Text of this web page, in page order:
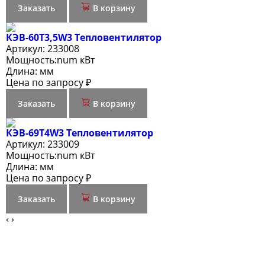
Заказать В корзину
КЭВ-60Т3,5W3 Тепловентилятор
Артикул: 233008
Мощность:num кВт
Длина: мм
Цена по запросу ₽
Заказать В корзину
КЭВ-69Т4W3 Тепловентилятор
Артикул: 233009
Мощность:num кВт
Длина: мм
Цена по запросу ₽
Заказать В корзину
‹ ›